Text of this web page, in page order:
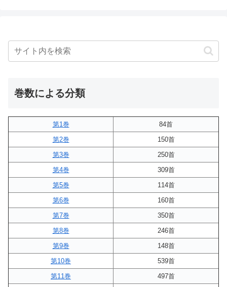
巻数による分類
第1巻
84首
第2巻
150首
第3巻
250首
第4巻
309首
第5巻
114首
第6巻
160首
第7巻
350首
第8巻
246首
第9巻
148首
第10巻
539首
第11巻
497首